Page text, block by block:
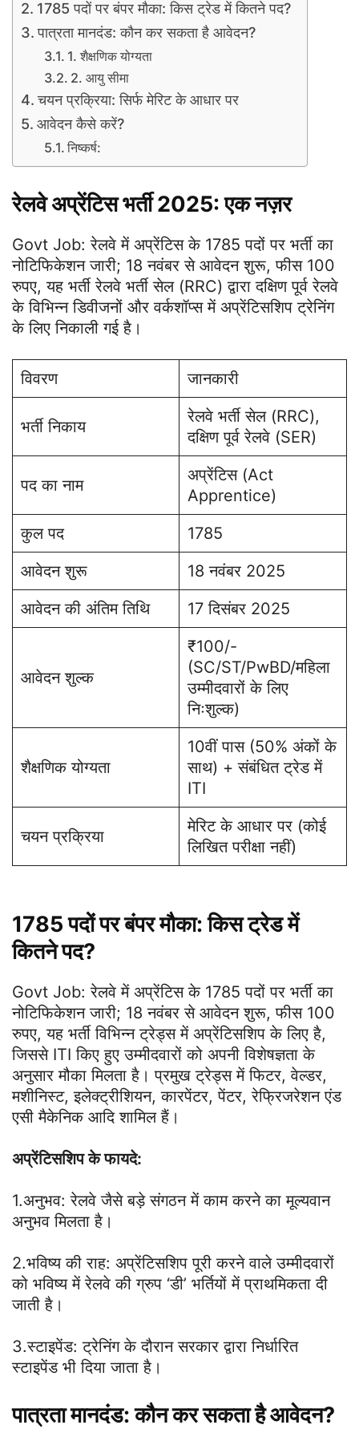
1785 पदों पर बंपर मौका: किस ट्रेड में कितने पद?
पात्रता मानदंड: कौन कर सकता है आवेदन?
1. शैक्षणिक योग्यता
2. आयु सीमा
चयन प्रक्रिया: सिर्फ मेरिट के आधार पर
आवेदन कैसे करें?
निष्कर्ष:
रेलवे अप्रेंटिस भर्ती 2025: एक नज़र
Govt Job: रेलवे में अप्रेंटिस के 1785 पदों पर भर्ती का
नोटिफिकेशन जारी; 18 नवंबर से आवेदन शुरू, फीस 100
रुपए, यह भर्ती रेलवे भर्ती सेल (RRC) द्वारा दक्षिण पूर्व रेलवे
के विभिन्न डिवीजनों और वर्कशॉप्स में अप्रेंटिसशिप ट्रेनिंग
के लिए निकाली गई है।
विवरण जानकारी
भर्ती निकाय
रेलवे भर्ती सेल (RRC),
दक्षिण पूर्व रेलवे (SER)
पद का नाम
अप्रेंटिस (Act
Apprentice)
कुल पद
1785
आवेदन शुरू
18 नवंबर 2025
आवेदन की अंतिम तिथि
17 दिसंबर 2025
आवेदन शुल्क
₹100/-
(SC/ST/PwBD/महिला
उम्मीदवारों के लिए
निःशुल्क)
शैक्षणिक योग्यता
10वीं पास (50% अंकों के
साथ) + संबंधित ट्रेड में
ITI
चयन प्रक्रिया
मेरिट के आधार पर (कोई
लिखित परीक्षा नहीं)
1785 पदों पर बंपर मौका: किस ट्रेड में
कितने पद?
Govt Job: रेलवे में अप्रेंटिस के 1785 पदों पर भर्ती का
नोटिफिकेशन जारी; 18 नवंबर से आवेदन शुरू, फीस 100
रुपए, यह भर्ती विभिन्न ट्रेड्स में अप्रेंटिसशिप के लिए है,
जिससे ITI किए हुए उम्मीदवारों को अपनी विशेषज्ञता के
अनुसार मौका मिलता है। प्रमुख ट्रेड्स में फिटर, वेल्डर,
मशीनिस्ट, इलेक्ट्रीशियन, कारपेंटर, पेंटर, रेफ्रिजरेशन एंड
एसी मैकेनिक आदि शामिल हैं।
अप्रेंटिसशिप के फायदे:
1.अनुभव: रेलवे जैसे बड़े संगठन में काम करने का मूल्यवान
अनुभव मिलता है।
2.भविष्य की राह: अप्रेंटिसशिप पूरी करने वाले उम्मीदवारों
को भविष्य में रेलवे की ग्रुप ‘डी’ भर्तियों में प्राथमिकता दी
जाती है।
3.स्टाइपेंड: ट्रेनिंग के दौरान सरकार द्वारा निर्धारित
स्टाइपेंड भी दिया जाता है।
पात्रता मानदंड: कौन कर सकता है आवेदन?